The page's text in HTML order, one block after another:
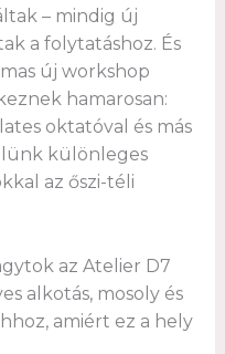
– mindig új
a folytatáshoz. És
új workshop
hamarosan:
oktatóval és más
különleges
az őszi-téli
az Atelier D7
alkotás, mosoly és
amiért ez a hely